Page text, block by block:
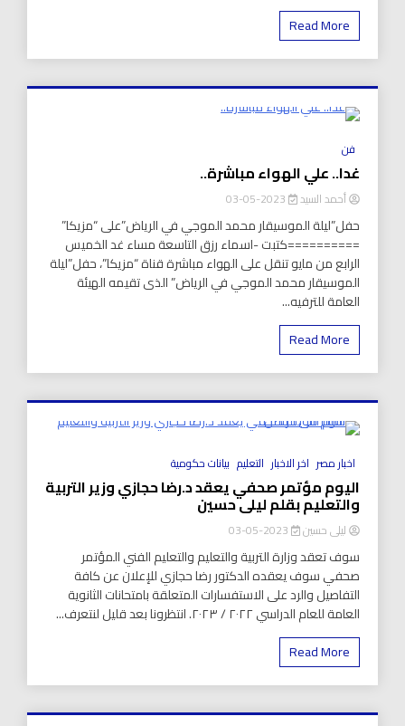
Read More
فن
غدا.. علي الهواء مباشرة..
أحمد السيد
حفل”ليلة الموسيقار محمد الموجي في الرياض”على “مزيكا”
==========كتبت -اسماء رزق التاسعة مساء غد الخميس
الرابع من مايو تنقل على الهواء مباشرة قناة “مزيكا”، حفل”ليلة
الموسيقار محمد الموجي في الرياض” الذى تقيمه الهيئة
العامة للترفيه...
Read More
اخبار مصر اخر الاخبار التعليم بيانات حكومية
اليوم مؤتمر صحفي يعقد د.رضا حجازي وزير التربية
والتعليم بقلم ليلى حسين
ليلى حسين
سوف تعقد وزارة التربية والتعليم والتعليم الفني المؤتمر
صحفي سوف يعقده الدكتور رضا حجازي للإعلان عن كافة
التفاصيل والرد على الاستفسارات المتعلقة بامتحانات الثانوية
العامة للعام الدراسي ٢٠٢٢ / ٢٠٢٣. انتظرونا بعد قليل لنتعرف...
Read More